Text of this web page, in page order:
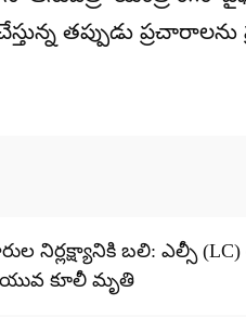
తప్పుడు ప్రచారాలను
నిర్లక్ష్యానికి బలి: ఎల్సీ (LC)
కూలీ మృతి